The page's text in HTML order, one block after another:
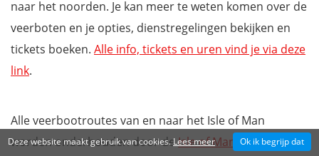
naar het noorden. Je kan meer te weten komen over de
veerboten en je opties, dienstregelingen bekijken en
tickets boeken. Alle info, tickets en uren vind je via deze
link.
Alle veerbootroutes van en naar het Isle of Man
worden onderhouden door deIsle of Man Steam
Deze website maakt gebruik van cookies.Lees meer Ok ik begrijp dat